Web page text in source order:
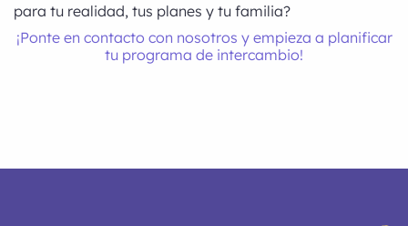
para tu realidad, tus planes y tu familia?
¡Ponte en contacto con nosotros y empieza a planificar
tu programa de intercambio!